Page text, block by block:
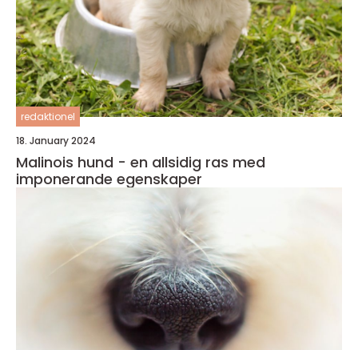
redaktionel
18. January 2024
Malinois hund - en allsidig ras med
imponerande egenskaper